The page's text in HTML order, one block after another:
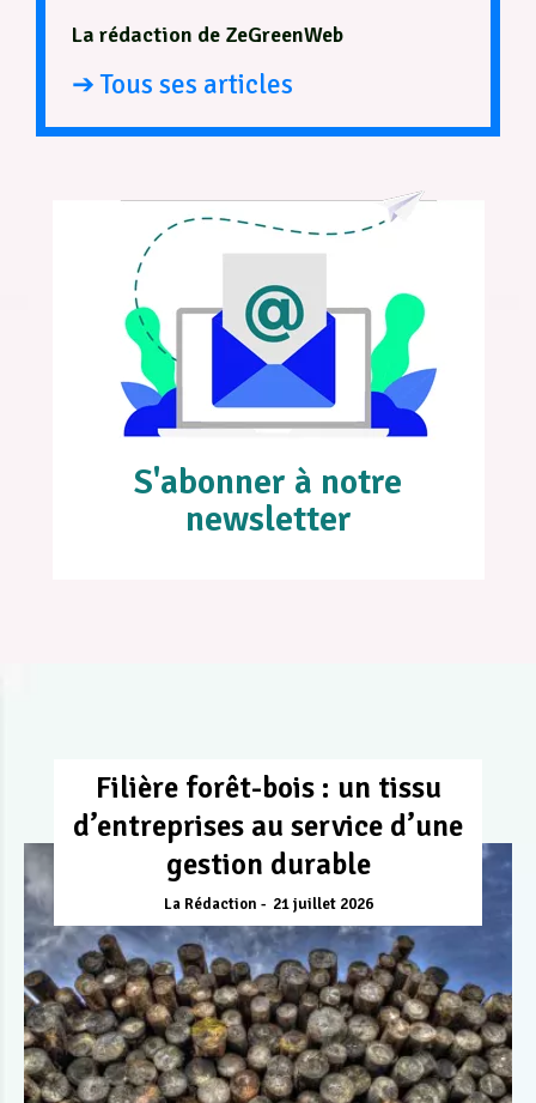
La rédaction de ZeGreenWeb
➔ Tous ses articles
S'abonner à notre
newsletter
Filière forêt-bois : un tissu
d’entreprises au service d’une
gestion durable
La Rédaction 21 juillet 2026